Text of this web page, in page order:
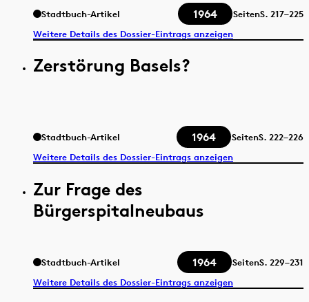
Stadtbuch-Artikel 1964 SeitenS. 217–225
Weitere Details des Dossier-Eintrags anzeigen
Zerstörung Basels?
Stadtbuch-Artikel 1964 SeitenS. 222–226
Weitere Details des Dossier-Eintrags anzeigen
Zur Frage des
Bürgerspitalneubaus
Stadtbuch-Artikel 1964 SeitenS. 229–231
Weitere Details des Dossier-Eintrags anzeigen